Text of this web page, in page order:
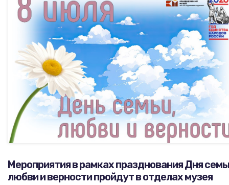
Вакансии музея
Независимая оценка
Проекты и программы
Научные издания
Новости
Прейскурант
Фонды и коллекции
Ледокол Ангара
Музей В.Г. Распутина
КПЦ им. свт. Иннокентия (Вениаминова)
Научно-фондовый отдел
Мемориальный дом А.М. Тюрюмина
Музеи региона
Повышение квалификации
Передвижные выставки
Отчетность
Профессиональные мероприятия
Мероприятия в рамках празднования Дня
любви и верности пройдут в отделах музея